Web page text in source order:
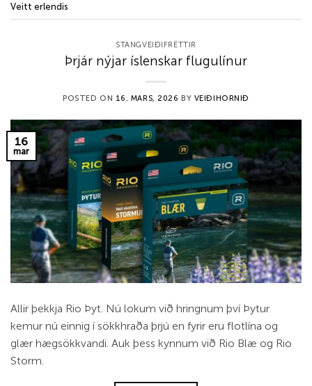
Veitt erlendis
STANGVEIÐIFRÉTTIR
Þrjár nýjar íslenskar flugulínur
POSTED ON 16. MARS, 2026 BY VEIÐIHORNIÐ
16
mar
Allir þekkja Rio Þyt. Nú lokum við hringnum því Þytur
kemur nú einnig í sökkhraða þrjú en fyrir eru flotlína og
glær hægsökkvandi. Auk þess kynnum við Rio Blæ og Rio
Storm.